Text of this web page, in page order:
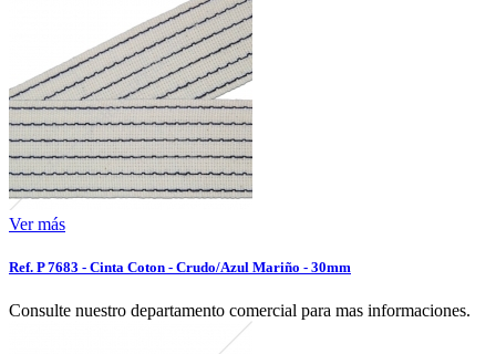
Ver más
Ref. P 7683 - Cinta Coton - Crudo/Azul Mariño - 30mm
Consulte nuestro departamento comercial para mas informaciones.